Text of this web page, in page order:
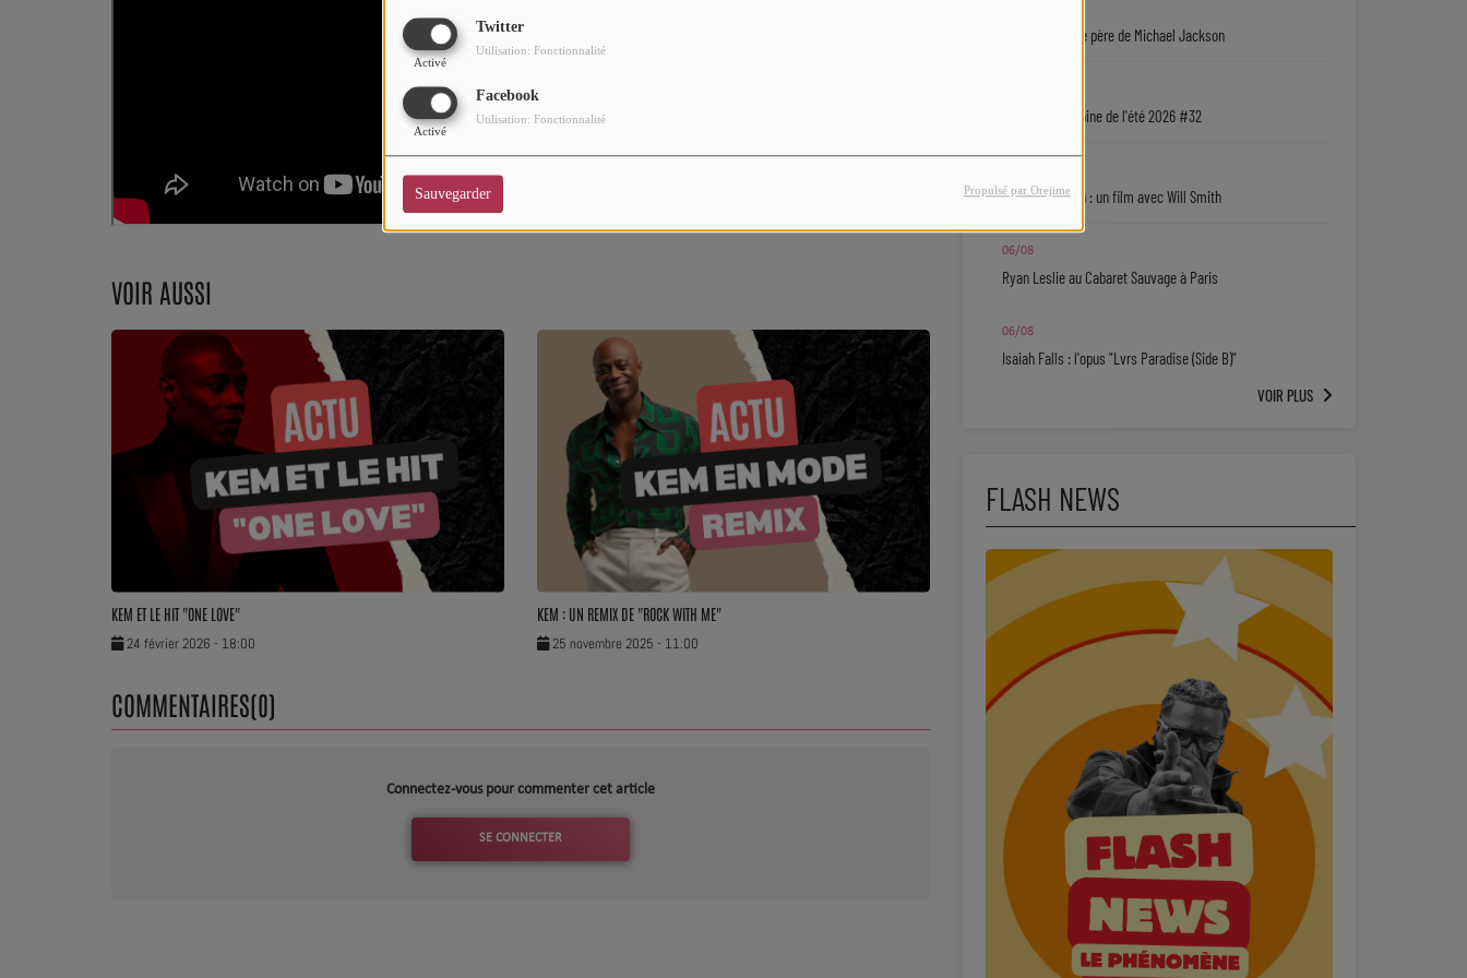
Twitter
Activé
Utilisation: Fonctionnalité
Facebook
Activé
Utilisation: Fonctionnalité
Sauvegarder Propulsé par Orejime
SOUL ADDICT RADIO
Grille des programmes
VOIR AUSSI
KEM ET LE HIT "ONE LOVE"
24 février 2026 - 18:00
KEM : UN REMIX DE "ROCK WITH ME"
25 novembre 2025 - 11:00
COMMENTAIRES(0)
Connectez-vous pour commenter cet article
SE CONNECTER
Une série sur le père de Michael Jackson
La playlist urbaine de l'été 2026 #32
Jaafar Jackson : un film avec Will Smith
06/08
Ryan Leslie au Cabaret Sauvage à Paris
06/08
Isaiah Falls : l'opus "Lvrs Paradise (Side B)"
VOIR PLUS
FLASH NEWS